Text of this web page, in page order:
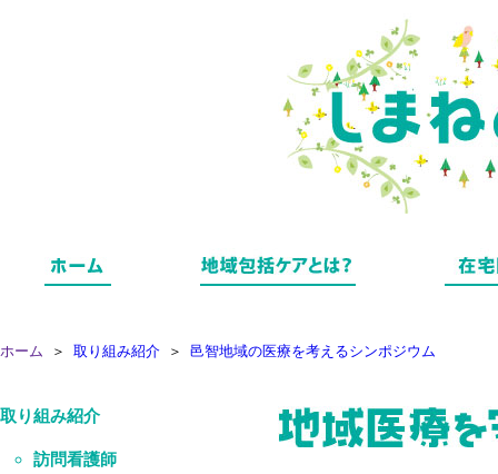
ホーム ＞ 取り組み紹介 ＞ 邑智地域の医療を考えるシンポジウム
取り組み紹介
訪問看護師